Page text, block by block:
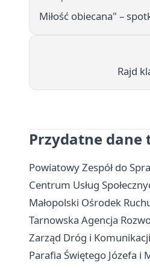
Miłość obiecana" –
Rajd
Przydatne dane
Powiatowy Zespół do
Centrum Usług
Małopolski Ośrodek
Tarnowska Agencja
Zarząd Dróg i
Parafia Świętego Józefa